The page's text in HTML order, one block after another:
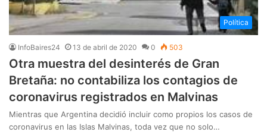
Política
InfoBaires24 13 de abril de 2020 0 503
Otra muestra del desinterés de Gran
Bretaña: no contabiliza los contagios de
coronavirus registrados en Malvinas
Mientras que Argentina decidió incluir como propios los casos de
coronavirus en las Islas Malvinas, toda vez que no solo…